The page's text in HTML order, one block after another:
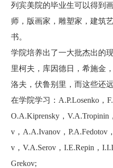
列宾美院的毕业生可以得到
师，版画家，雕塑家，建筑
书。
学院培养出了一大批杰出的
里柯夫，库因德日，希施金
洛夫，伏鲁别里，而这些还
在学院学习：A.P.Losenko，
O.A.Kiprensky，V.A.Tropinin
v，A.A.Ivanov，P.A.Fedotov
v，V.A.Serov，I.E.Repin，
Grekov;